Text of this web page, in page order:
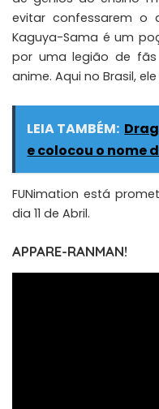
evitar confessarem o
Kaguya-Sama é um
por uma legião de
anime. Aqui no Brasil,
LEIA TAMBÉM:
e colocou o nome
FUNimation está
dia 11 de Abril.
APPARE-RANMAN!